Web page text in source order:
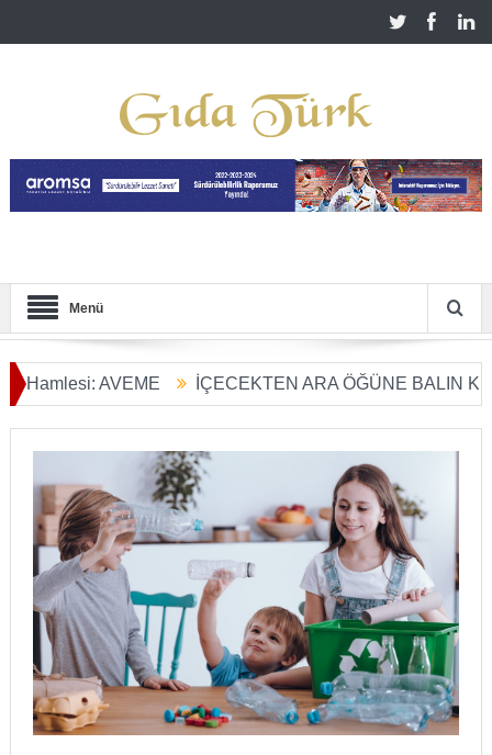
Menü
AVEME İÇECEKTEN ARA ÖĞÜNE BALIN
Başladı